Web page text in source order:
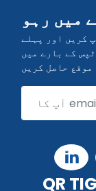
میں رہو
کریں اور پہلے
کے بارے میں
موقع حاصل کریں